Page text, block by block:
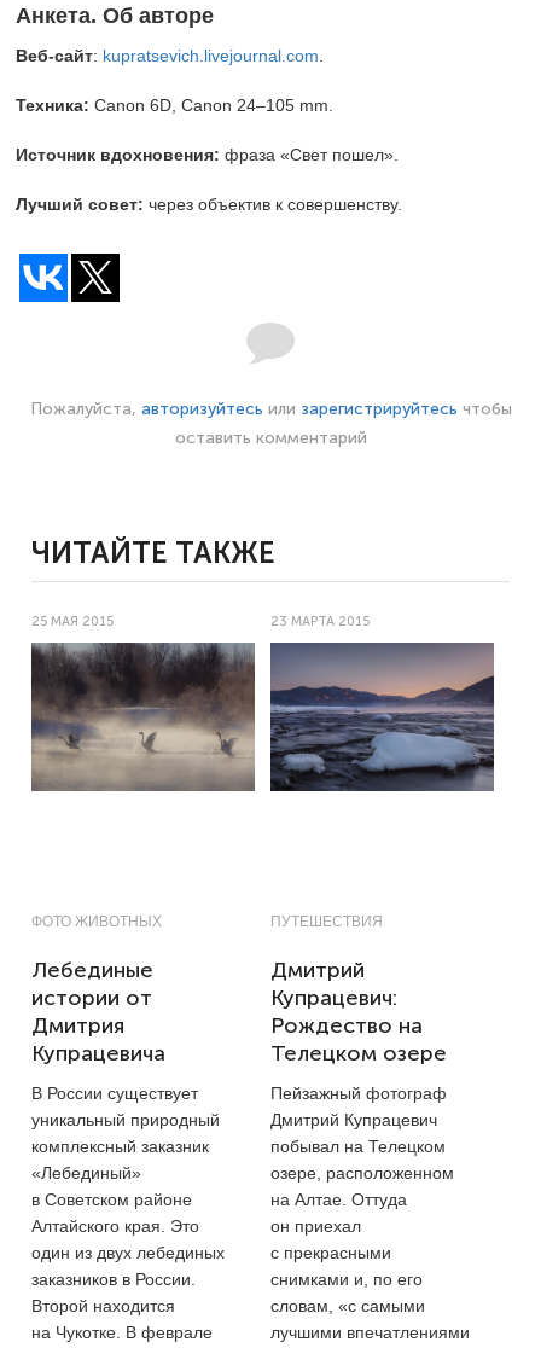
Анкета. Об авторе
Веб-сайт: kupratsevich.livejournal.com
Техника: Canon 6D, Сanon 24–105 mm.
Источник вдохновения: фраза «Свет пошел».
Лучший совет: через объектив к совершенству.
Пожалуйста, авторизуйтесь или зарегистрируйтесь чтобы
оставить комментарий
ЧИТАЙТЕ ТАКЖЕ
25 МАЯ 2015
ФОТО ЖИВОТНЫХ
Лебединые
истории от
Дмитрия
Купрацевича
В России существует
уникальный природный
комплексный заказник
«Лебединый»
в Советском районе
Алтайского края. Это
один из двух лебединых
заказников в России.
Второй находится
на Чукотке. В феврале
23 МАРТА 2015
ПУТЕШЕСТВИЯ
Дмитрий
Купрацевич:
Рождество на
Телецком озере
Пейзажный фотограф
Дмитрий Купрацевич
побывал на Телецком
озере, расположенном
на Алтае. Оттуда
он приехал
с прекрасными
снимками и, по его
словам, «с самыми
лучшими впечатлениями